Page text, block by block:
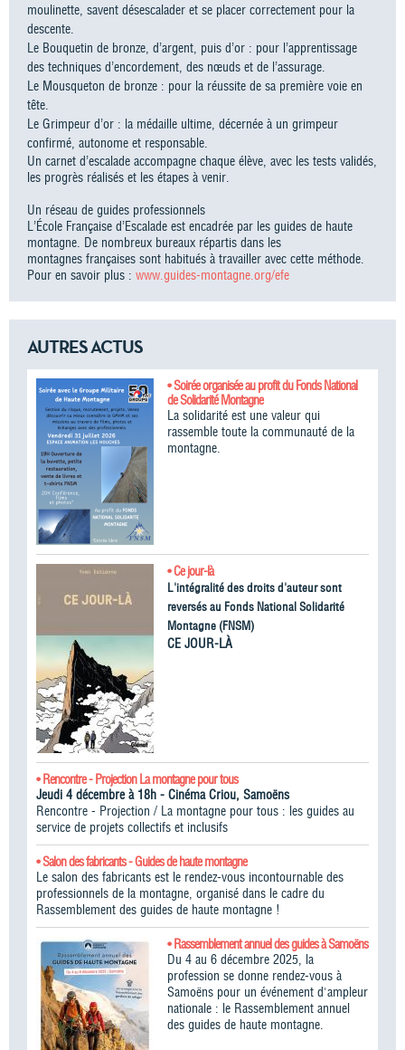
moulinette, savent désescalader et se placer correctement pour la
descente.
Le Bouquetin de bronze, d’argent, puis d’or : pour l’apprentissage
des techniques d’encordement, des nœuds et de l’assurage.
Le Mousqueton de bronze : pour la réussite de sa première voie en
tête.
Le Grimpeur d’or : la médaille ultime, décernée à un grimpeur
confirmé, autonome et responsable.
Un carnet d’escalade accompagne chaque élève, avec les tests validés,
les progrès réalisés et les étapes à venir.
Un réseau de guides professionnels
L’École Française d’Escalade est encadrée par les guides de haute
montagne. De nombreux bureaux répartis dans les
montagnes françaises sont habitués à travailler avec cette méthode.
Pour en savoir plus : www.guides-montagne.org/efe
AUTRES ACTUS
• Soirée organisée au profit du Fonds National
de Solidarité Montagne
La solidarité est une valeur qui
rassemble toute la communauté de la
montagne.
• Ce jour-là
L'intégralité des droits d'auteur sont
reversés au Fonds National Solidarité
Montagne (FNSM)
CE JOUR-LÀ
• Rencontre - Projection La montagne pour tous
Jeudi 4 décembre à 18h - Cinéma Criou, Samoëns
Rencontre - Projection / La montagne pour tous : les guides au
service de projets collectifs et inclusifs
• Salon des fabricants - Guides de haute montagne
Le salon des fabricants est le rendez-vous incontournable des
professionnels de la montagne, organisé dans le cadre du
Rassemblement des guides de haute montagne !​
• Rassemblement annuel des guides à Samoëns
Du 4 au 6 décembre 2025, la
profession se donne rendez-vous à
Samoëns pour un événement d'ampleur
nationale : le Rassemblement annuel
des guides de haute montagne.